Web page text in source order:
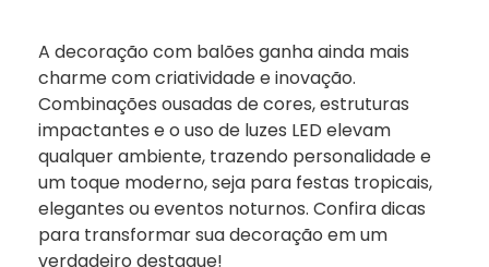
A decoração com balões ganha ainda mais
charme com criatividade e inovação.
Combinações ousadas de cores, estruturas
impactantes e o uso de luzes LED elevam
qualquer ambiente, trazendo personalidade e
um toque moderno, seja para festas tropicais,
elegantes ou eventos noturnos. Confira dicas
para transformar sua decoração em um
verdadeiro destaque!